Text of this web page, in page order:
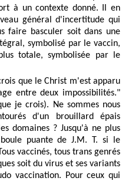
à un contexte donné. Il en
général d'incertitude qui
faire basculer soit dans une
symbolisé par le vaccin,
totale, symbolisée par le
que le Christ m'est apparu
entre deux impossibilités."
je crois). Ne sommes nous
d'un brouillard épais
domaines ? Jusqu'à ne plus
puante de J.M. T. si le
vaccinés, tous trans genrés
soit du virus et ses variants
vaccination. Pour ceux qui